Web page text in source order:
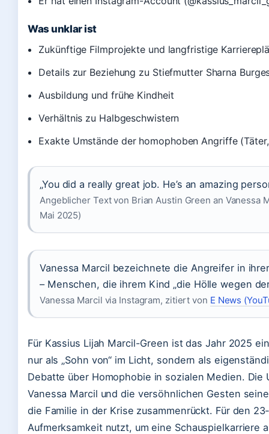
Was unklar ist
Zukünftige Filmprojekte und langfristige
Details zur Beziehung zu Stiefmutter Sharna
Ausbildung und frühe Kindheit
Verhältnis zu Halbgeschwistern
Exakte Umstände der homophoben Angriffe
„You did a really great job. He’s an amazing
Angeblicher Text von Brian Austin Green an
Mai 2025)
Vanessa Marcil bezeichnete die Angreifer in
– Menschen, die ihrem Kind „die Hölle wegen
Vanessa Marcil via Instagram, zitiert von E News
Für Kassius Lijah Marcil-Green ist das Jahr 2025
nur als „Sohn von“ im Licht, sondern als
Debatte über Homophobie in sozialen Medien.
Vanessa Marcil und die versöhnlichen Gesten
die Familie in der Krise zusammenrückt. Für den
Aufmerksamkeit nutzt, um eine Schauspielkarriere